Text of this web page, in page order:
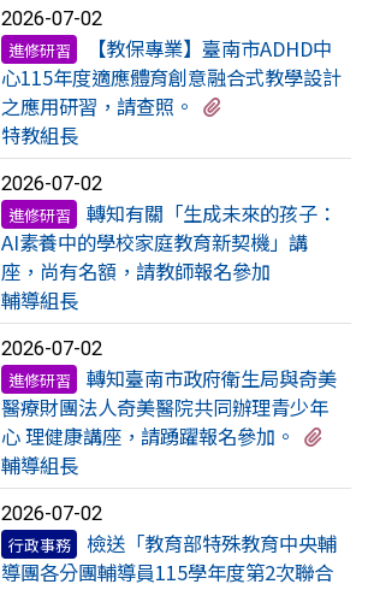
2026-07-02
進修研習
【教保專業】臺南市ADHD中
心115年度適應體育創意融合式教學設計
之應用研習，請查照。
特教組長
2026-07-02
進修研習
轉知有關「生成未來的孩子：
AI素養中的學校家庭教育新契機」講
座，尚有名額，請教師報名參加
輔導組長
2026-07-02
進修研習
轉知臺南市政府衛生局與奇美
醫療財團法人奇美醫院共同辦理青少年
心 理健康講座，請踴躍報名參加。
輔導組長
2026-07-02
行政事務
檢送「教育部特殊教育中央輔
導團各分團輔導員115學年度第2次聯合